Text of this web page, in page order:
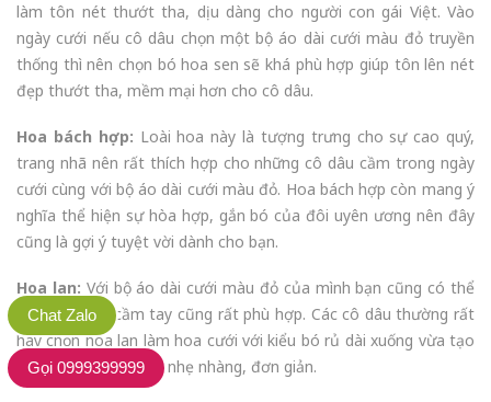
làm tôn nét thướt tha, dịu dàng cho người con gái Việt. Vào
ngày cưới nếu cô dâu chọn một bộ áo dài cưới màu đỏ truyền
thống thì nên chọn bó hoa sen sẽ khá phù hợp giúp tôn lên nét
đẹp thướt tha, mềm mại hơn cho cô dâu.
Hoa bách hợp: Loài hoa này là tượng trưng cho sự cao quý,
trang nhã nên rất thích hợp cho những cô dâu cầm trong ngày
cưới cùng với bộ áo dài cưới màu đỏ. Hoa bách hợp còn mang ý
nghĩa thể hiện sự hòa hợp, gắn bó của đôi uyên ương nên đây
cũng là gợi ý tuyệt vời dành cho bạn.
Hoa lan: Với bộ áo dài cưới màu đỏ của mình bạn cũng có thể
chọn hoa lan cầm tay cũng rất phù hợp. Các cô dâu thường rất
hay chọn hoa lan làm hoa cưới với kiểu bó rủ dài xuống vừa tạo
tính thẩm mỹ cao lại nhẹ nhàng, đơn giản.
Chat Zalo
Gọi 0999399999